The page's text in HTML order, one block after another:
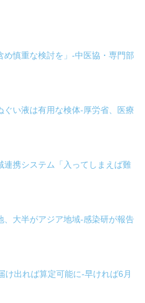
め慎重な検討を」-中医協・専門部
ぐい液は有用な検体-厚労省、医療
携システム「入ってしまえば難
、大半がアジア地域-感染研が報告
け出れば算定可能に-早ければ6月